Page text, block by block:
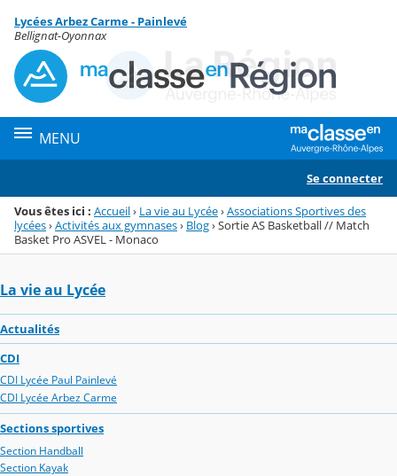
Menu de la rubrique
Contenu
Lycées Arbez Carme - Painlevé
Bellignat-Oyonnax
MENU
Se connecter
Vous êtes ici : Accueil› La vie au Lycée›Associations Sportives des
lycées›Activités aux gymnases› Blog›Sortie AS Basketball // Match
Basket Pro ASVEL - Monaco
La vie au Lycée
Actualités
CDI
CDI Lycée Paul Painlevé
CDI Lycée Arbez Carme
Sections sportives
Section Handball
Section Kayak